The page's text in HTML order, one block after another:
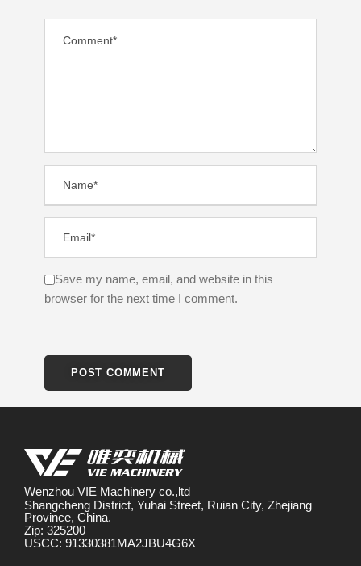
Save my name, email, and website in this
browser for the next time I comment.
Wenzhou VIE Machinery co.,ltd
Shangcheng District, Yuhai Street, Ruian City, Zhejiang
Province, China.
Zip: 325200
USCC: 91330381MA2JBU4G6X